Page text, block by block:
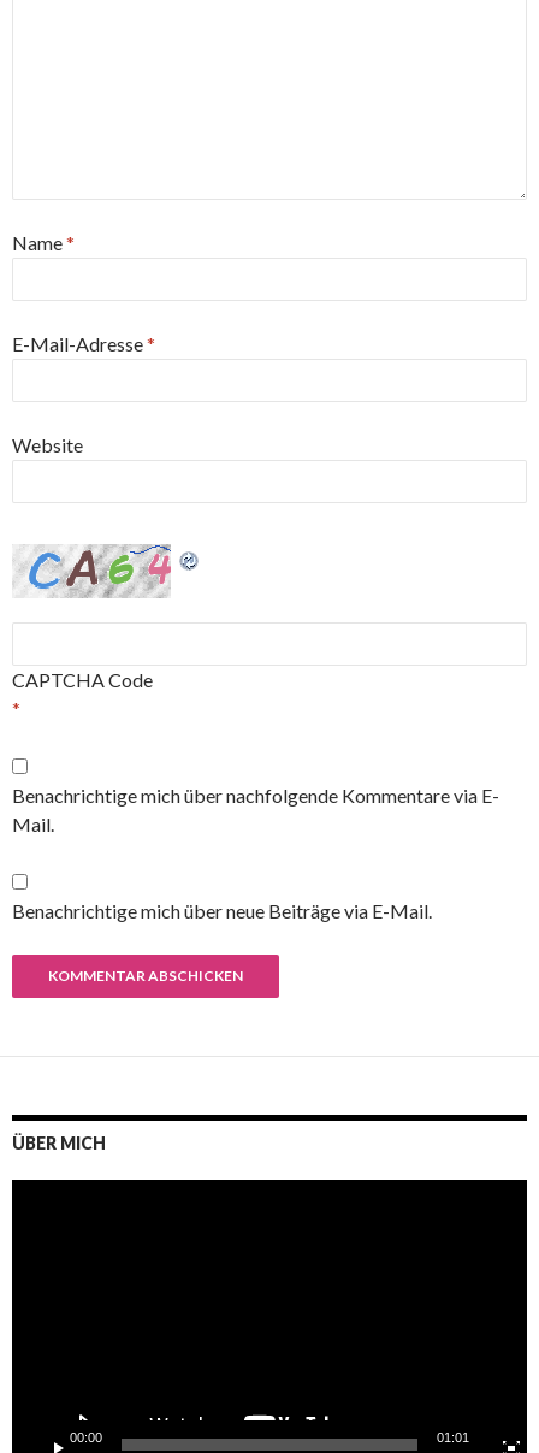
Name*
E-Mail-Adresse*
Website
CAPTCHA Code
*
Benachrichtige mich über nachfolgende Kommentare via E-
Mail.
Benachrichtige mich über neue Beiträge via E-Mail.
ÜBER MICH
00:00 01:01